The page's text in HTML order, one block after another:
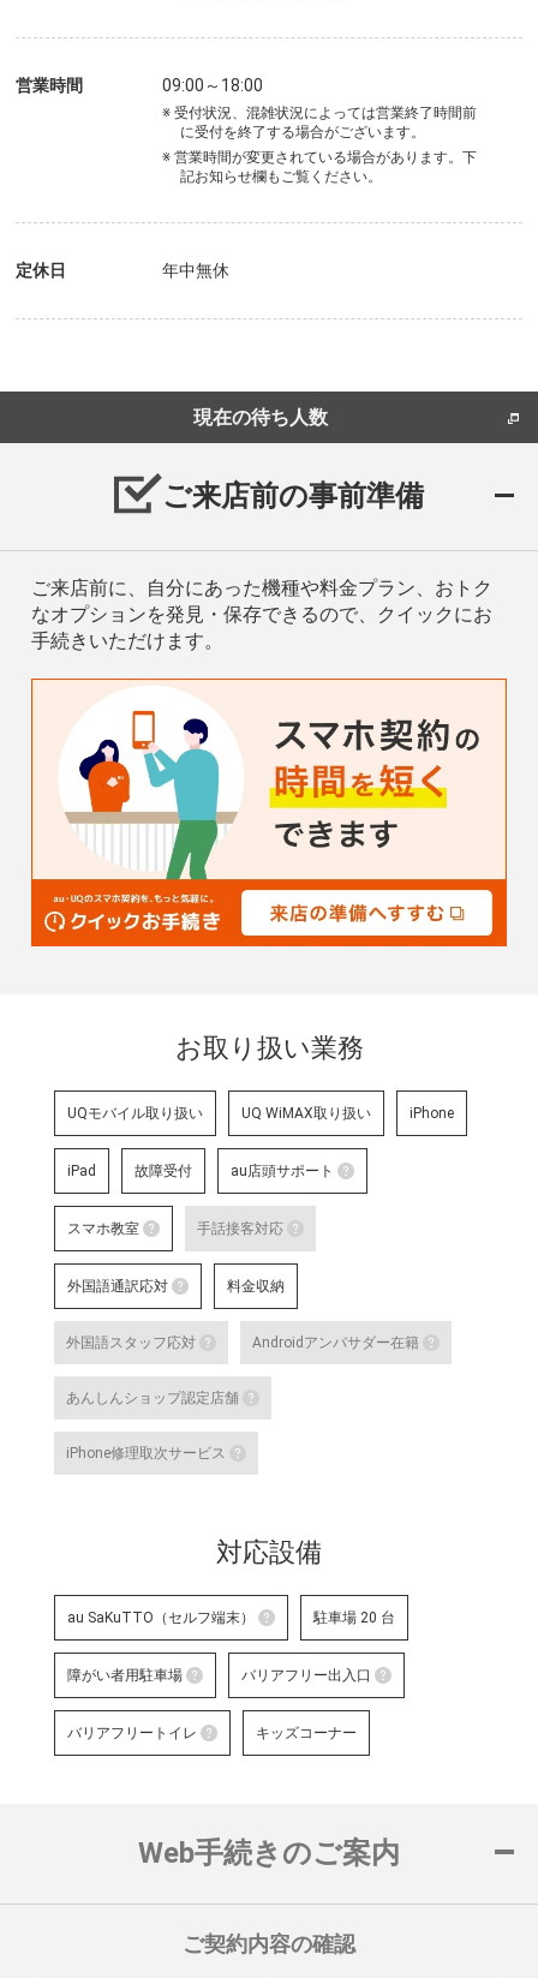
営業時間 09:00～18:00
※ 受付状況、混雑状況によっては営業終了時間前
に受付を終了する場合がございます。
※ 営業時間が変更されている場合があります。下
記お知らせ欄もご覧ください。
定休日 年中無休
現在の待ち人数
ご来店前の事前準備
ご来店前に、自分にあった機種や料金プラン、おトク
なオプションを発見・保存できるので、クイックにお
手続きいただけます。
お取り扱い業務
UQモバイル取り扱い UQ WiMAX取り扱い iPhone
iPad 故障受付 au店頭サポート
スマホ教室
スマホ教室
スマートフォン・タブレット教室 を開催して
手話接客対応
明・修理などのアフターサ
いのある方のサポートが可
外国語通訳応対
外国語通訳応対
テレビ電話サービスで外国語通訳可能なス
詳細はこちら
料金収納
外国語スタッフ応対
応対をご希望される場合は事前に店舗
Androidアンバサダー在籍
あんしんショップ認定店舗
詳細はこちら
iPhone修理取次サービス
詳細はこちら
対応設備
au SaKuTTO（セルフ端末）
au SaKuTTO（セルフ端末）
お客さまご自身でお手続き可
る店舗です。
対応可能なお手続きなど詳細は
駐車場 20 台
障がい者用駐車場
障がい者用駐車場
障がい者用の駐車スペースをご用意して
バリアフリー出入口
バリアフリートイレ
詳細はこちら
キッズコーナー
Web手続きのご案内
ご契約内容の確認